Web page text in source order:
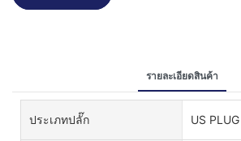
รายละเอียดสินค้า
ประเภทปลั๊ก US PLUG